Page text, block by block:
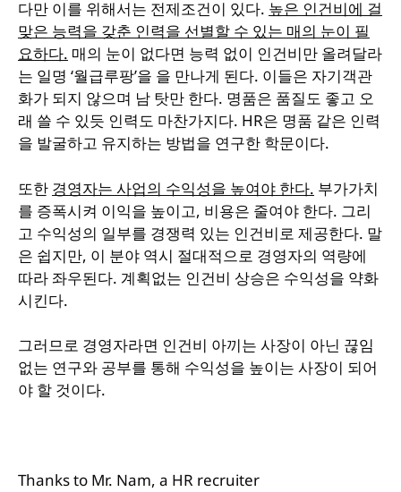
다만 이를 위해서는 전제조건이 있다. 높은 인건비에 걸
맞은 능력을 갖춘 인력을 선별할 수 있는 매의 눈이 필
요하다. 매의 눈이 없다면 능력 없이 인건비만 올려달라
는 일명 ‘월급루팡’을 을 만나게 된다. 이들은 자기객관
화가 되지 않으며 남 탓만 한다. 명품은 품질도 좋고 오
래 쓸 수 있듯 인력도 마찬가지다. HR은 명품 같은 인력
을 발굴하고 유지하는 방법을 연구한 학문이다.
또한 경영자는 사업의 수익성을 높여야 한다. 부가가치
를 증폭시켜 이익을 높이고, 비용은 줄여야 한다. 그리
고 수익성의 일부를 경쟁력 있는 인건비로 제공한다. 말
은 쉽지만, 이 분야 역시 절대적으로 경영자의 역량에
따라 좌우된다. 계획없는 인건비 상승은 수익성을 약화
시킨다.
그러므로 경영자라면 인건비 아끼는 사장이 아닌 끊임
없는 연구와 공부를 통해 수익성을 높이는 사장이 되어
야 할 것이다.
Thanks to Mr. Nam, a HR recruiter